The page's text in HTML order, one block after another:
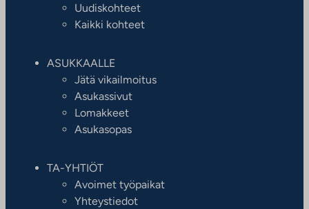
Uudiskohteet
Kaikki kohteet
ASUKKAALLE
Jätä vikailmoitus
Asukassivut
Lomakkeet
Asukasopas
TA-YHTIÖT
Avoimet työpaikat
Yhteystiedot